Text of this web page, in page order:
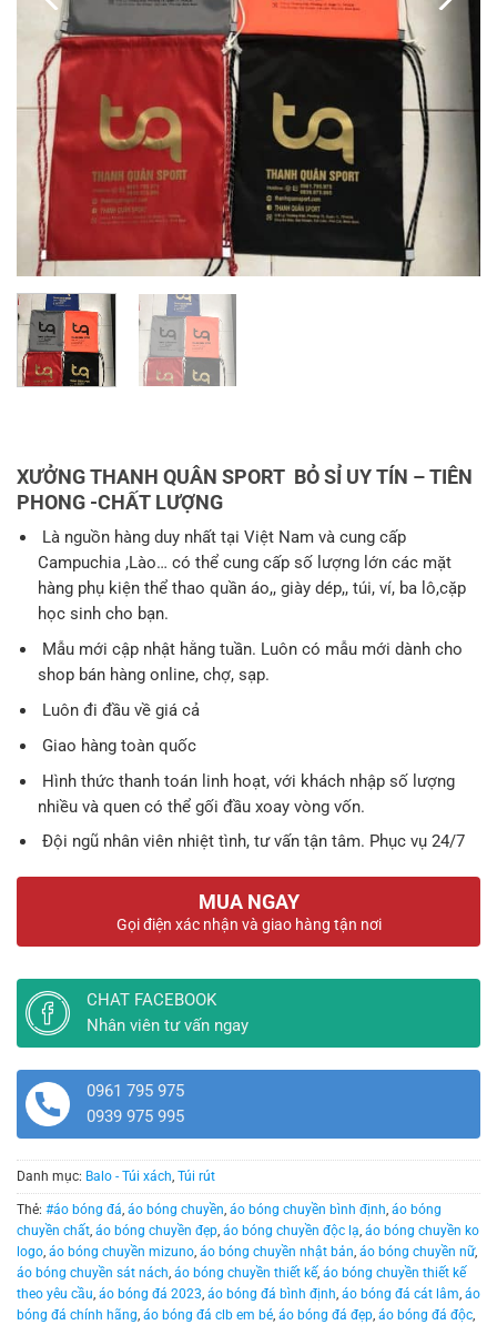
XƯỞNG THANH QUÂN SPORT BỎ SỈ UY TÍN – TIÊN
PHONG -CHẤT LƯỢNG
Là nguồn hàng duy nhất tại Việt Nam và cung cấp
Campuchia ,Lào… có thể cung cấp số lượng lớn các mặt
hàng phụ kiện thể thao quần áo,, giày dép,, túi, ví, ba lô,cặp
học sinh cho bạn.
Mẫu mới cập nhật hằng tuần. Luôn có mẫu mới dành cho
shop bán hàng online, chợ, sạp.
Luôn đi đầu về giá cả
Giao hàng toàn quốc
Hình thức thanh toán linh hoạt, với khách nhập số lượng
nhiều và quen có thể gối đầu xoay vòng vốn.
Đội ngũ nhân viên nhiệt tình, tư vấn tận tâm. Phục vụ 24/7
MUA NGAY
Gọi điện xác nhận và giao hàng tận nơi
CHAT FACEBOOK
Nhân viên tư vấn ngay
0961 795 975
0939 975 995
Danh mục: Balo - Túi xách, Túi rút
Thẻ: #áo bóng đá, áo bóng chuyền, áo bóng chuyền bình định, áo bóng
chuyền chất, áo bóng chuyền đẹp, áo bóng chuyền độc lạ, áo bóng chuyền ko
logo, áo bóng chuyền mizuno, áo bóng chuyền nhật bản, áo bóng chuyền nữ,
áo bóng chuyền sát nách, áo bóng chuyền thiết kế, áo bóng chuyền thiết kế
theo yêu cầu, áo bóng đá 2023, áo bóng đá bình định, áo bóng đá cát lâm, áo
bóng đá chính hãng, áo bóng đá clb em bé, áo bóng đá đẹp, áo bóng đá độc,